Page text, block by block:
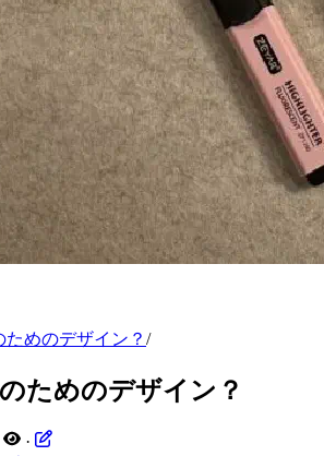
めのデザイン？ /
ためのデザイン？
·